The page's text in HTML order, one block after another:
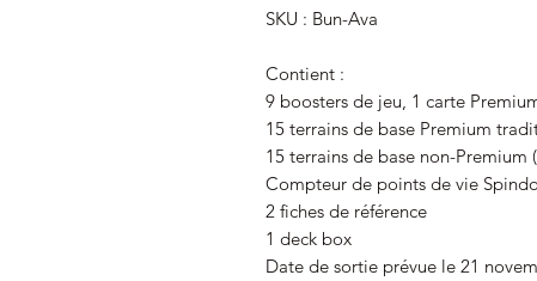
SKU : Bun-Ava
Contient :
9 boosters de jeu, 1 carte
15 terrains de base Premium
15 terrains de base non-
Compteur de points de vie
2 fiches de référence
1 deck box
Date de sortie prévue le 21